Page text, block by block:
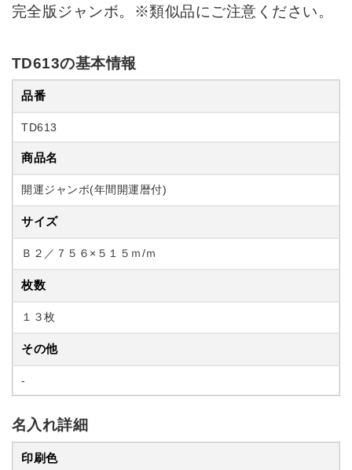
完全版ジャンボ。※類似品にご注意ください。
TD613の基本情報
品番
TD613
商品名
開運ジャンボ(年間開運暦付)
サイズ
Ｂ２／７５６×５１５ｍ/ｍ
枚数
１３枚
その他
-
名入れ詳細
印刷色